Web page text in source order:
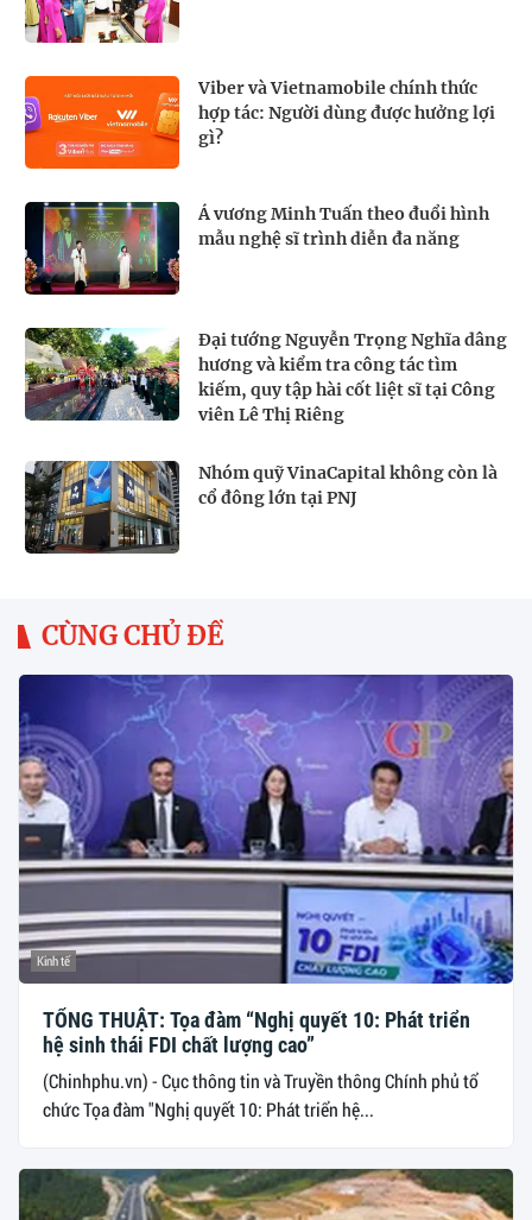
Viber và Vietnamobile chính thức
hợp tác: Người dùng được hưởng lợi
gì?
Á vương Minh Tuấn theo đuổi hình
mẫu nghệ sĩ trình diễn đa năng
Đại tướng Nguyễn Trọng Nghĩa dâng
hương và kiểm tra công tác tìm
kiếm, quy tập hài cốt liệt sĩ tại Công
viên Lê Thị Riêng
Nhóm quỹ VinaCapital không còn là
cổ đông lớn tại PNJ
CÙNG CHỦ ĐỀ
Kinh tế
TỔNG THUẬT: Tọa đàm “Nghị quyết 10: Phát triển
hệ sinh thái FDI chất lượng cao”
(Chinhphu.vn) - Cục thông tin và Truyền thông Chính phủ tổ
chức Tọa đàm "Nghị quyết 10: Phát triển hệ...